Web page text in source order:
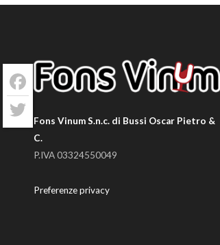
Fons Vinum S.n.c. di Bussi Oscar Pietro &
C.
P.IVA 03324550049
Preferenze privacy
Facebook
Twitter